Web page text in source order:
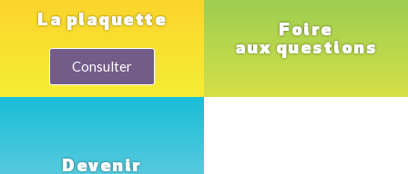
La plaquette
Consulter
Foire
aux questions
Devenir